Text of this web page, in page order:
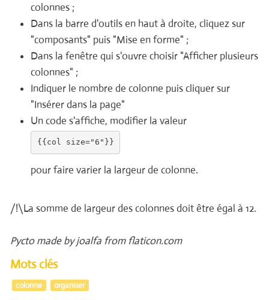
colonnes ;
Dans la barre d'outils en haut à droite, cliquez sur
"composants" puis "Mise en forme" ;
Dans la fenêtre qui s'ouvre choisir "Afficher plusieurs
colonnes" ;
Indiquer le nombre de colonne puis cliquer sur
"Insérer dans la page"
Un code s'affiche, modifier la valeur
pour faire varier la largeur de colonne.
/!\La somme de largeur des colonnes doit être égal à 12.
Pycto made by joalfa from flaticon.com
Mots clés
colonne organiser